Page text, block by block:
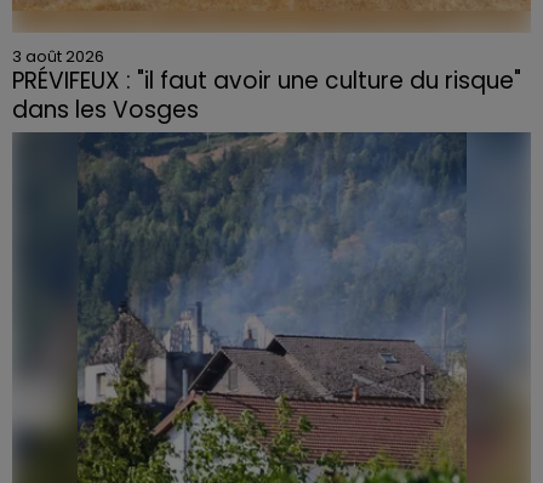
3 août 2026
PRÉVIFEUX : "il faut avoir une culture du risque"
dans les Vosges